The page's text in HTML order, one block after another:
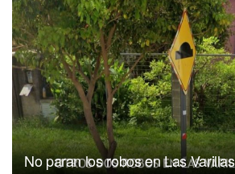
No paran los robos en Las Varillas